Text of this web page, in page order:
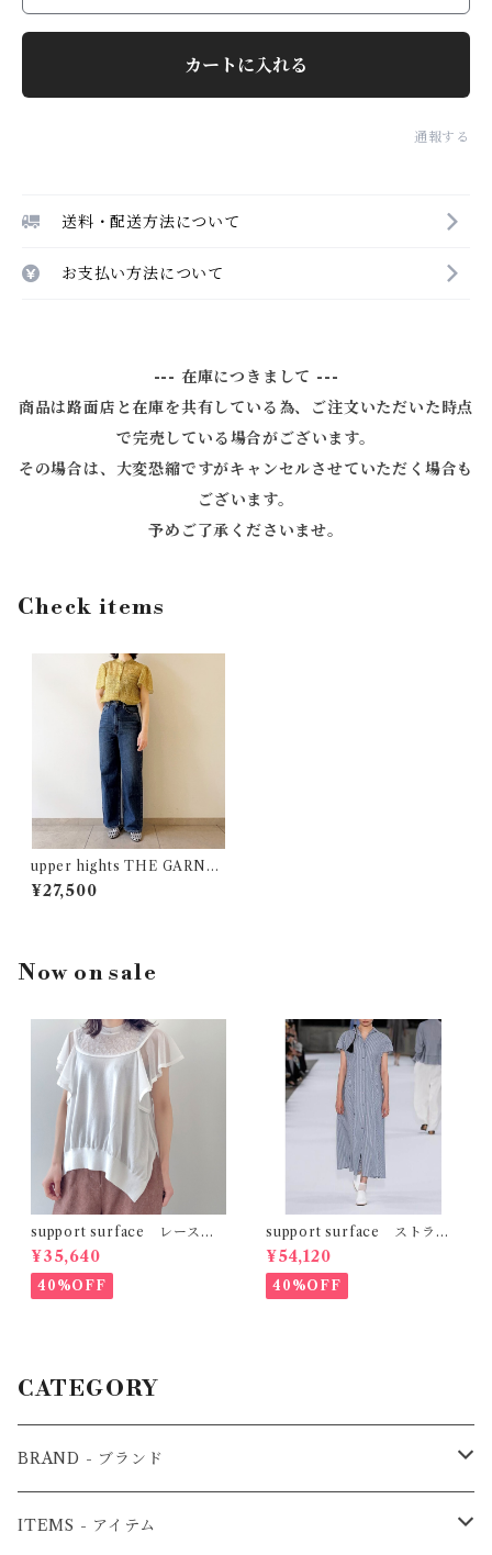
カートに入れる
通報する
送料・配送方法について
お支払い方法について
--- 在庫につきまして ---
商品は路面店と在庫を共有している為、ご注文いただいた時点
で完売している場合がございます。
その場合は、大変恐縮ですがキャンセルさせていただく場合も
ございます。
予めご了承くださいませ。
Check items
upper hights THE GARNE
T
¥27,500
Now on sale
support surface レースコ
ンビフリルニット
¥35,640
40%OFF
support surface ストライ
プシャツワンピース
¥54,120
40%OFF
CATEGORY
BRAND - ブランド
3.1phillip lim - フィリップリム
ITEMS - アイテム